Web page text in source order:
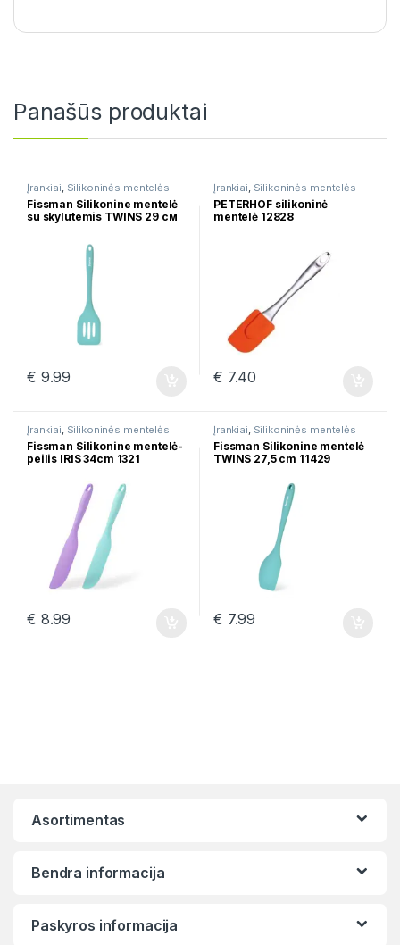
Panašūs produktai
Įrankiai, Silikoninės mentelės
Fissman Silikonine mentelė
su skylutemis TWINS 29 см
€ 9.99
Įrankiai, Silikoninės mentelės
PETERHOF silikoninė
mentelė 12828
€ 7.40
Įrankiai Silikoninės mentelės
Fissman Silikonine mentelė-
peilis IRIS 34cm 1321
€ 8.99
Įrankiai Silikoninės mentelės
Fissman Silikonine mentelė
TWINS 27,5 cm 11429
€ 7.99
Asortimentas
Bendra informacija
Paskyros informacija